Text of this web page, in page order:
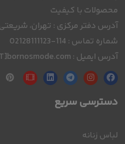
محصولات با کیفیت
آدرس دفتر مرکزی : تهران، شریعتی،
شماره تماس : 114-02128111123
آدرس ایمیل : info[AT]bornosmode.com
دسترسی سریع
لباس زنانه